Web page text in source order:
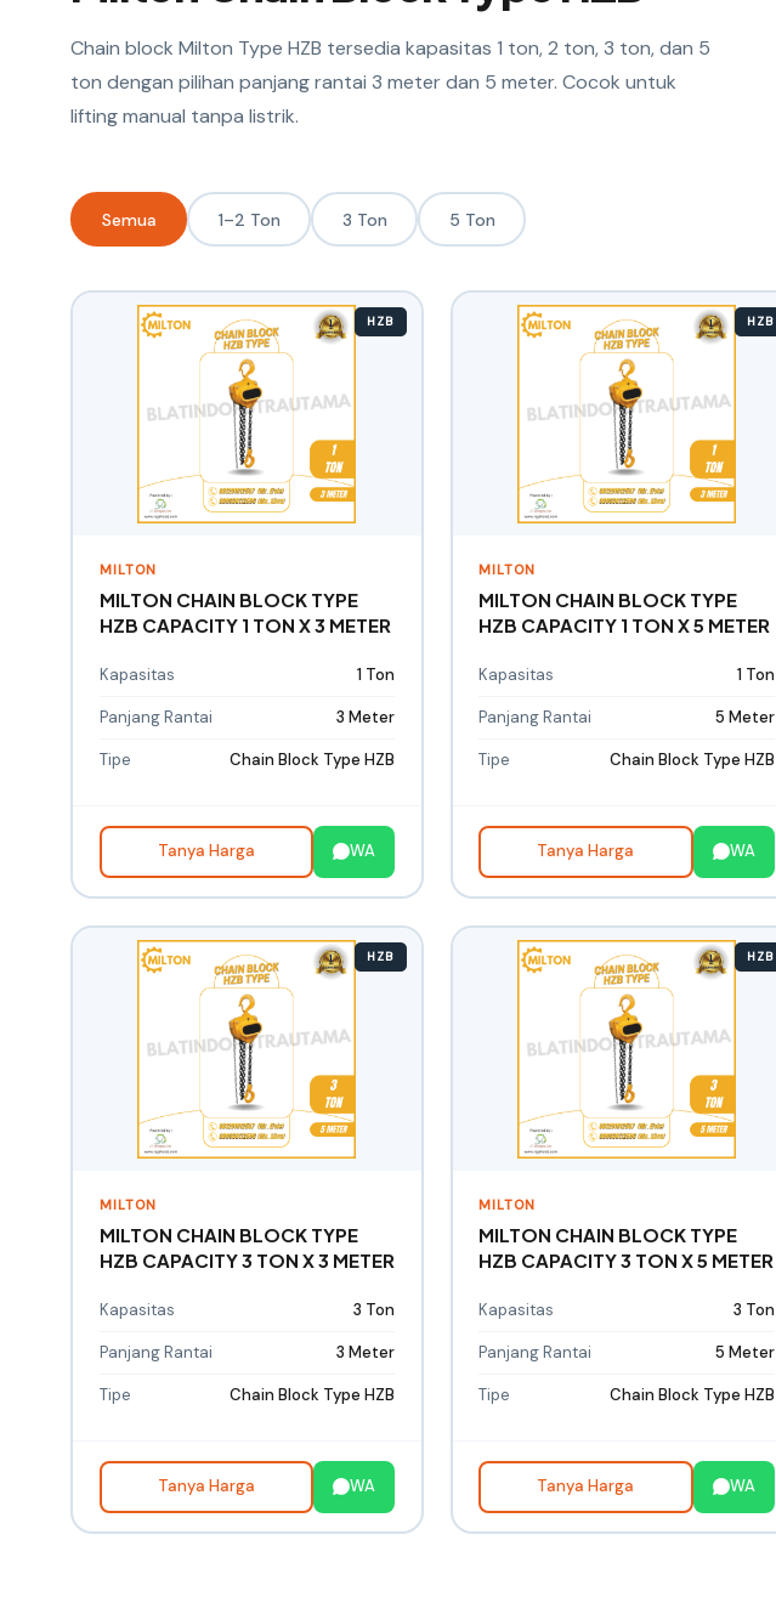
Chain block Milton Type HZB tersedia kapasitas 1 ton, 2 ton, 3 ton, dan 5
ton dengan pilihan panjang rantai 3 meter dan 5 meter. Cocok untuk
lifting manual tanpa listrik.
Semua 1–2 Ton 3 Ton 5 Ton
HZB
MILTON
MILTON CHAIN BLOCK TYPE
HZB CAPACITY 1 TON X 3 METER
Kapasitas 1 Ton
Panjang Rantai 3 Meter
Tipe Chain Block Type HZB
Tanya Harga WA
HZB
MILTON
MILTON CHAIN BLOCK TYPE
HZB CAPACITY 1 TON X 5 METER
Kapasitas 1 Ton
Panjang Rantai 5 Meter
Tipe Chain Block Type HZB
Tanya Harga WA
HZB
MILTON
MILTON CHAIN BLOCK TYPE
HZB CAPACITY 3 TON X 3 METER
Kapasitas 3 Ton
Panjang Rantai 3 Meter
Tipe Chain Block Type HZB
Tanya Harga WA
HZB
MILTON
MILTON CHAIN BLOCK TYPE
HZB CAPACITY 3 TON X 5 METER
Kapasitas 3 Ton
Panjang Rantai 5 Meter
Tipe Chain Block Type HZB
Tanya Harga WA